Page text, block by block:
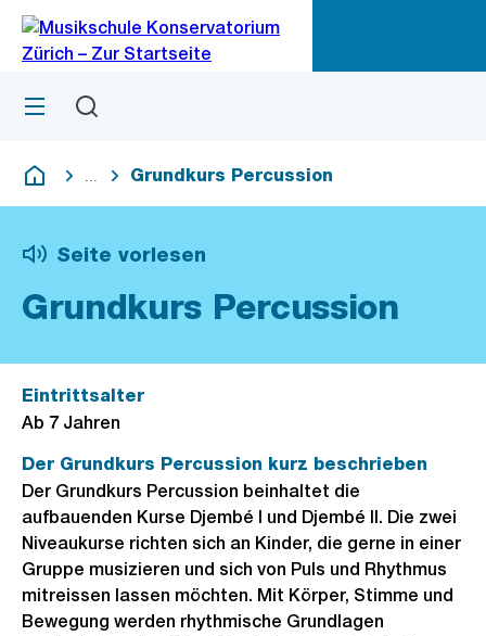
Navigation
Sprunglink
Menü
Deutsch
Blende alle Breadcrumbs ein
Grundkurs Percussion
Seite vorlesen
Grundkurs Percussion
Eintrittsalter
Ab 7 Jahren
Der Grundkurs Percussion kurz beschrieben
Der Grundkurs Percussion beinhaltet die
aufbauenden Kurse Djembé I und Djembé II. Die zwei
Niveaukurse richten sich an Kinder, die gerne in einer
Gruppe musizieren und sich von Puls und Rhythmus
mitreissen lassen möchten. Mit Körper, Stimme und
Bewegung werden rhythmische Grundlagen